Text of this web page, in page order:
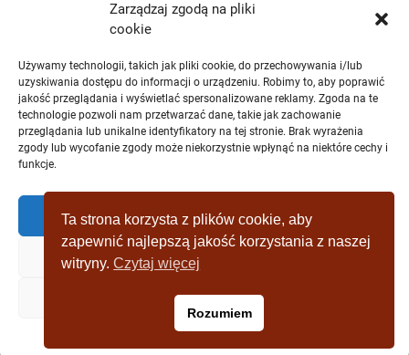
Zarządzaj zgodą na pliki
cookie
Używamy technologii, takich jak pliki cookie, do przechowywania i/lub
uzyskiwania dostępu do informacji o urządzeniu. Robimy to, aby poprawić
jakość przeglądania i wyświetlać spersonalizowane reklamy. Zgoda na te
technologie pozwoli nam przetwarzać dane, takie jak zachowanie
przeglądania lub unikalne identyfikatory na tej stronie. Brak wyrażenia
zgody lub wycofanie zgody może niekorzystnie wpłynąć na niektóre cechy i
funkcje.
Zaakceptować
Zaprzeczyć
Zobacz preferencje
Copyright © [2019 - 2025] wagrowiec-
wydarzeniazostatniejchwili.pl Theme: Full News By
Ta strona korzysta z plików cookie, aby
zapewnić najlepszą jakość korzystania z naszej
witryny.Czytaj więcej
Rozumiem